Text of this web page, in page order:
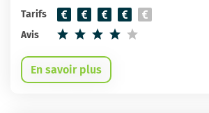
Tarifs
Avis
En savoir plus